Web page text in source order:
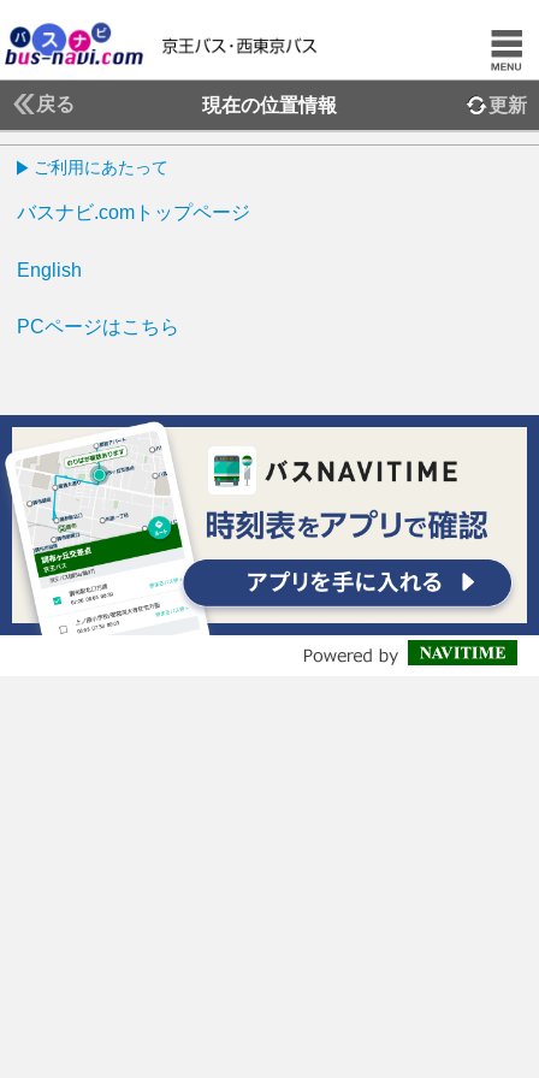
戻る 現在の位置情報 更新
ご利用にあたって
バスナビ.comトップページ
English
PCページはこちら